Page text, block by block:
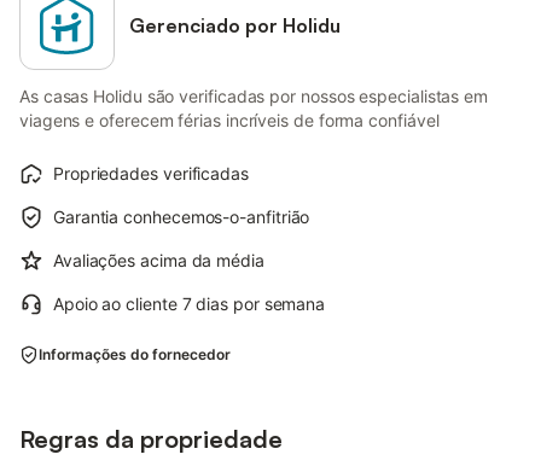
Gerenciado por Holidu
As casas Holidu são verificadas por nossos especialistas em
viagens e oferecem férias incríveis de forma confiável
Propriedades verificadas
Garantia conhecemos-o-anfitrião
Avaliações acima da média
Apoio ao cliente 7 dias por semana
Informações do fornecedor
Regras da propriedade